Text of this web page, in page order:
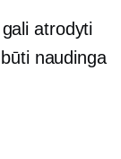
atrodyti
naudinga